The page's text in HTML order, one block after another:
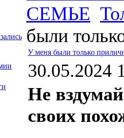
СЕМЬЕ
были
У меня были только
30.05.2024
Не
своих